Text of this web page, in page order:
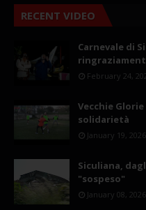
RECENT VIDEO
Carnevale di
February 24,
Vecchie
solidarietà
January 19, 2026
Siculiana,
"sospeso"
January 08, 2026